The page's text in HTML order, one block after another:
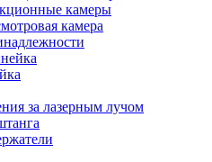
камеры
камера
за лазерным лучом